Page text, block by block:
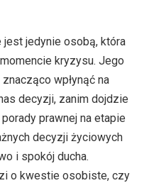
jest jedynie osobą, która
kryzysu. Jego
wpłynąć na
decyzji, zanim dojdzie
prawnej na etapie
decyzji życiowych
i spokój ducha.
o kwestie osobiste, czy